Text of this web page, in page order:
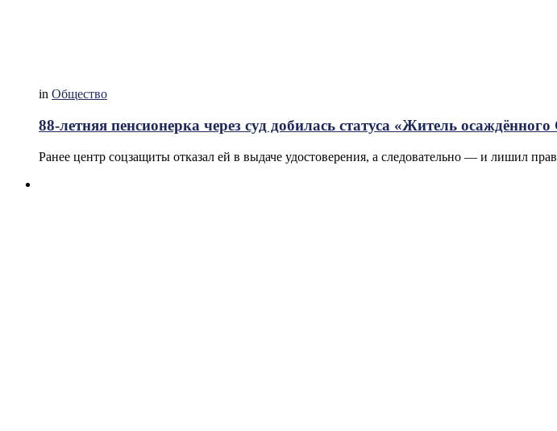
in Общество
88-летняя пенсионерка через суд добилась статуса «Житель
Ранее центр соцзащиты отказал ей в выдаче удостоверения, а следовательно — и лишил